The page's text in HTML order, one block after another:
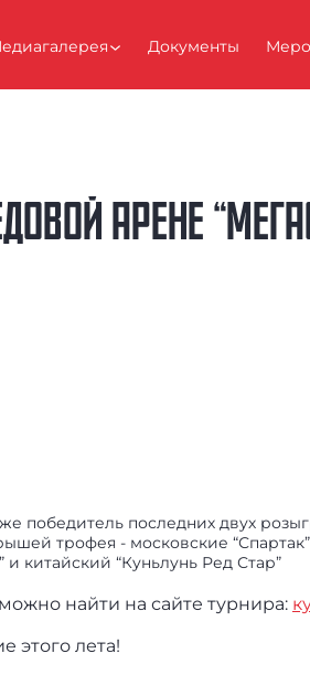
Документы
АРЕНЕ
победитель последних двух
трофея - московские “Спартак”
китайский “Куньлунь Ред Стар”
найти на сайте турнира:
этого лета!